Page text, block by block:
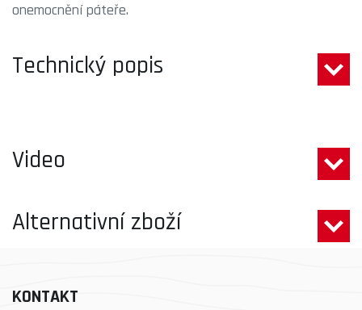
onemocnění páteře.
Technický popis
Video
Alternativní zboží
KONTAKT